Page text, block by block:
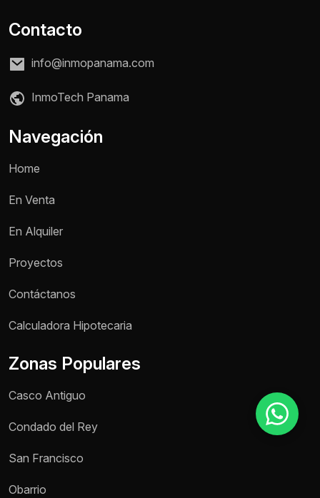
Nombre *
Contacto
info@inmopanama.com
InmoTech Panama
Navegación
Home
En Venta
En Alquiler
Proyectos
Contáctanos
Calculadora Hipotecaria
Zonas Populares
Casco Antiguo
Condado del Rey
San Francisco
Obarrio